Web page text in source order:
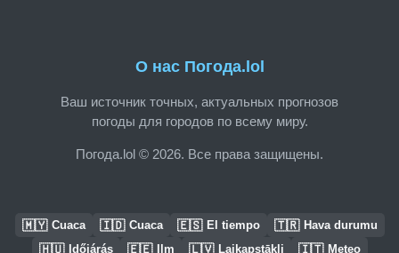
О нас Погода.lol
Ваш источник точных, актуальных прогнозов
погоды для городов по всему миру.
Погода.lol © 2026. Все права защищены.
🇲🇾 Cuaca 🇮🇩 Cuaca 🇪🇸 El tiempo 🇹🇷 Hava durumu
🇭🇺 Időjárás 🇪🇪 Ilm 🇱🇻 Laikapstākļi 🇮🇹 Meteo